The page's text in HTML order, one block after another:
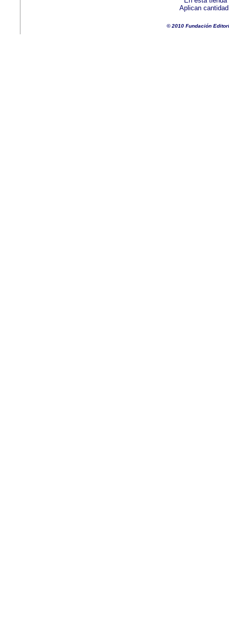
Aplican
© 2010 Fundación